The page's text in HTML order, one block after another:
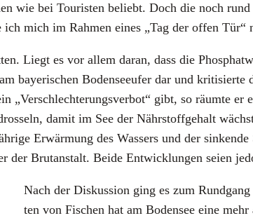
wie bei Tou­ris­ten beliebt. Doch die noch
mich im Rah­men eines „Tag der offen Tür“
Liegt es vor allem dar­an, dass die
baye­ri­schen Boden­see­ufer dar und
„Ver­schlech­te­rungs­ver­bot“ gibt, so räum­te
damit im See der Nähr­stoff­ge­halt
Erwär­mung des Was­sers und der
der Brut­an­stalt. Bei­de Ent­wick­lun­gen sei­en
Nach der Dis­kus­si­on ging es zum
ten von Fischen hat am Boden­see eine